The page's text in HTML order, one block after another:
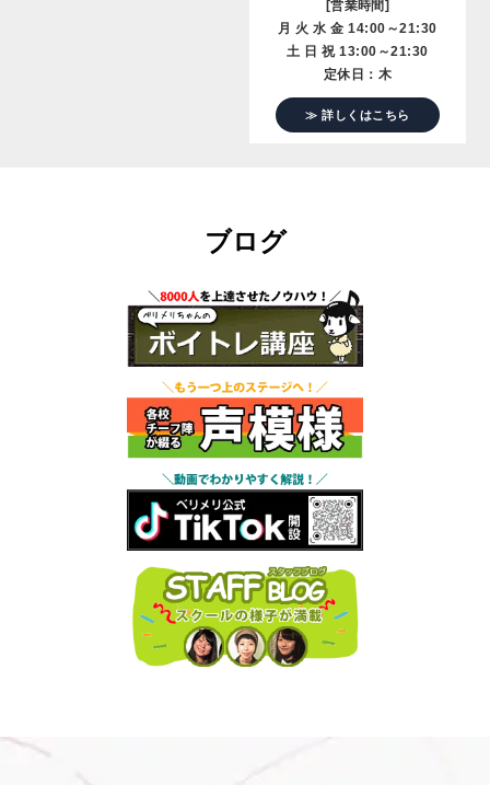
[営業時間]
月 火 水 金 14:00～21:30
土 日 祝 13:00～21:30
定休日：木
≫ 詳しくはこちら
ブログ